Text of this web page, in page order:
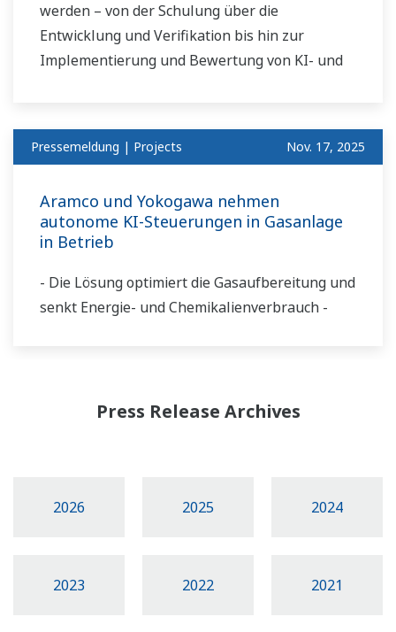
werden – von der Schulung über die
Entwicklung und Verifikation bis hin zur
Implementierung und Bewertung von KI- und
Pressemeldung | Projects Nov. 17, 2025
Aramco und Yokogawa nehmen
autonome KI-Steuerungen in Gasanlage
in Betrieb
- Die Lösung optimiert die Gasaufbereitung und
senkt Energie- und Chemikalienverbrauch -
Press Release Archives
2026 2025 2024
2023 2022 2021